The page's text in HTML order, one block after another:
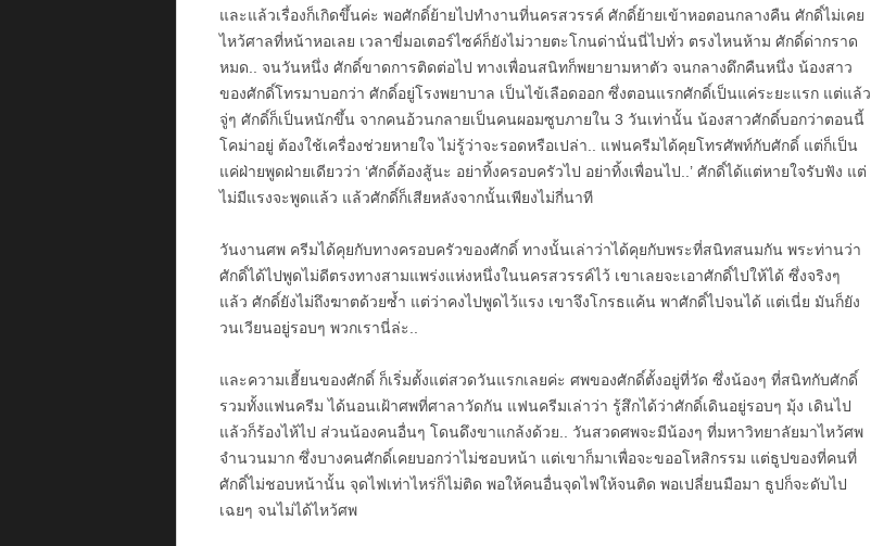
และแล้วเรื่องก็เกิดขึ้นค่ะ พอศักดิ์ย้ายไปทำงานที่นครสวรรค์ ศักดิ์ย้ายเข้าหอตอนกลางคืน ศักดิ์ไม่เคย
ไหว้ศาลที่หน้าหอเลย เวลาขี่มอเตอร์ไซค์ก็ยังไม่วายตะโกนด่านั่นนี่ไปทั่ว ตรงไหนห้าม ศักดิ์ด่ากราด
หมด.. จนวันหนึ่ง ศักดิ์ขาดการติดต่อไป ทางเพื่อนสนิทก็พยายามหาตัว จนกลางดึกคืนหนึ่ง น้องสาว
ของศักดิ์โทรมาบอกว่า ศักดิ์อยู่โรงพยาบาล เป็นไข้เลือดออก ซึ่งตอนแรกศักดิ์เป็นแค่ระยะแรก แต่แล้ว
จู่ๆ ศักดิ์ก็เป็นหนักขึ้น จากคนอ้วนกลายเป็นคนผอมซูบภายใน 3 วันเท่านั้น น้องสาวศักดิ์บอกว่าตอนนี้
โคม่าอยู่ ต้องใช้เครื่องช่วยหายใจ ไม่รู้ว่าจะรอดหรือเปล่า.. แฟนครีมได้คุยโทรศัพท์กับศักดิ์ แต่ก็เป็น
แค่ฝ่ายพูดฝ่ายเดียวว่า ‘ศักดิ์ต้องสู้นะ อย่าทิ้งครอบครัวไป อย่าทิ้งเพื่อนไป..’ ศักดิ์ได้แต่หายใจรับฟัง แต่
ไม่มีแรงจะพูดแล้ว แล้วศักดิ์ก็เสียหลังจากนั้นเพียงไม่กี่นาที
วันงานศพ ครีมได้คุยกับทางครอบครัวของศักดิ์ ทางนั้นเล่าว่าได้คุยกับพระที่สนิทสนมกัน พระท่านว่า
ศักดิ์ได้ไปพูดไม่ดีตรงทางสามแพร่งแห่งหนึ่งในนครสวรรค์ไว้ เขาเลยจะเอาศักดิ์ไปให้ได้ ซึ่งจริงๆ
แล้ว ศักดิ์ยังไม่ถึงฆาตด้วยซ้ำ แต่ว่าคงไปพูดไว้แรง เขาจึงโกรธแค้น พาศักดิ์ไปจนได้ แต่เนี่ย มันก็ยัง
วนเวียนอยู่รอบๆ พวกเรานี่ล่ะ..
และความเฮี้ยนของศักดิ์ ก็เริ่มตั้งแต่สวดวันแรกเลยค่ะ ศพของศักดิ์ตั้งอยู่ที่วัด ซึ่งน้องๆ ที่สนิทกับศักดิ์
รวมทั้งแฟนครีม ได้นอนเฝ้าศพที่ศาลาวัดกัน แฟนครีมเล่าว่า รู้สึกได้ว่าศักดิ์เดินอยู่รอบๆ มุ้ง เดินไป
แล้วก็ร้องไห้ไป ส่วนน้องคนอื่นๆ โดนดึงขาแกล้งด้วย.. วันสวดศพจะมีน้องๆ ที่มหาวิทยาลัยมาไหว้ศพ
จำนวนมาก ซึ่งบางคนศักดิ์เคยบอกว่าไม่ชอบหน้า แต่เขาก็มาเพื่อจะขออโหสิกรรม แต่ธูปของที่คนที่
ศักดิ์ไม่ชอบหน้านั้น จุดไฟเท่าไหร่ก็ไม่ติด พอให้คนอื่นจุดไฟให้จนติด พอเปลี่ยนมือมา ธูปก็จะดับไป
เฉยๆ จนไม่ได้ไหว้ศพ